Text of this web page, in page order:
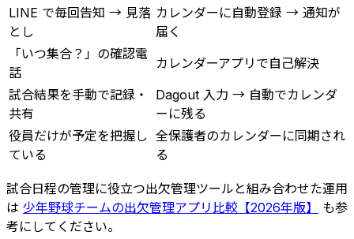
LINE で毎回告知 → 見落
とし
カレンダーに自動登録 → 通知が
届く
「いつ集合？」の確認電
話
カレンダーアプリで自己解決
試合結果を手動で記録・
共有
Dagout 入力 → 自動でカレンダ
ーに残る
役員だけが予定を把握し
ている
全保護者のカレンダーに同期され
る
試合日程の管理に役立つ出欠管理ツールと組み合わせた運用
は 少年野球チームの出欠管理アプリ比較【2026年版】
も参
考にしてください。